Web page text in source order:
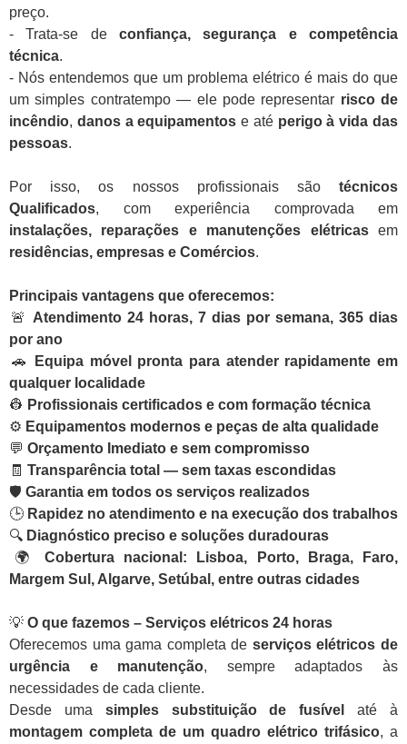
preço.
- Trata-se de confiança, segurança e competência
técnica.
- Nós entendemos que um problema elétrico é mais do que
um simples contratempo — ele pode representar risco de
incêndio, danos a equipamentos e até perigo à vida das
pessoas.
Por isso, os nossos profissionais são técnicos
Qualificados, com experiência comprovada em
instalações, reparações e manutenções elétricasem
residências, empresas e Comércios.
Principais vantagens que oferecemos:
🚨 Atendimento 24 horas, 7 dias por semana, 365 dias
por ano
🚗
Equipa móvel pronta para atender rapidamente em
qualquer localidade
👷 Profissionais certificados e com formação técnica
⚙️ Equipamentos modernos e peças de alta qualidade
💬 Orçamento Imediato e sem compromisso
🧾 Transparência total — sem taxas escondidas
🛡️ Garantia em todos os serviços realizados
🕒 Rapidez no atendimento e na execução dos trabalhos
🔍 Diagnóstico preciso e soluções duradouras
🌍 Cobertura nacional: Lisboa, Porto, Braga, Faro,
Margem Sul, Algarve, Setúbal, entre outras cidades
💡 O que fazemos – Serviços elétricos 24 horas
Oferecemos uma gama completa de serviços elétricos de
urgência e manutenção, sempre adaptados às
necessidades de cada cliente.
Desde uma simples substituição de fusível
até à
montagem completa de um quadro elétrico trifásico, a